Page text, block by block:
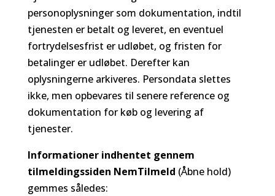
personoplysninger som dokumentation, indtil
tjenesten er betalt og leveret, en eventuel
fortrydelsesfrist er udløbet, og fristen for
betalinger er udløbet. Derefter kan
oplysningerne arkiveres. Persondata slettes
ikke, men opbevares til senere reference og
dokumentation for køb og levering af
tjenester.
Informationer indhentet gennem
tilmeldingssiden NemTilmeld (Åbne hold)
gemmes således: